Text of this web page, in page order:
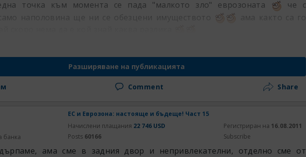
точка към момента се пада "малкото зло" еврозоната
че с
само наполовина ще ни се обезцени имуществото
Разширяване на публикацията
Comment Share
ЕС и Еврозона: настояще и бъдеще! Част 15
банка
Начислени плащания 22 746 USD
Posts 60166
Регистриран на 16.08.2011
Subscribe
ама сме в задния двор и непривлекателни, отделно сме от